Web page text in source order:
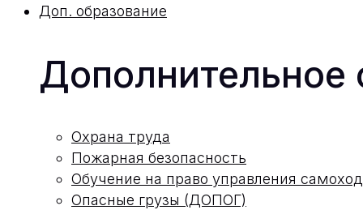
Доп. образование
Дополнительное
Охрана труда
Пожарная безопасность
Обучение на право управления
Опасные грузы (ДОПОГ)